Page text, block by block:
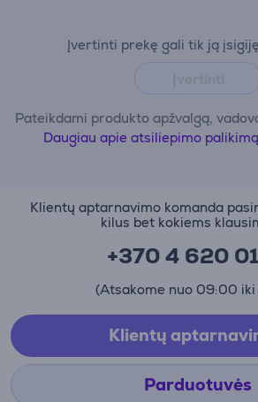
Įvertinti prekę gali tik ją
Pateikdami produkto apžvalgą,
Daugiau apie atsiliepimo
Klientų aptarnavimo komanda
kilus bet kokiems
+370 4 620
(Atsakome nuo 09:00 iki
Klientų
Parduotuvės